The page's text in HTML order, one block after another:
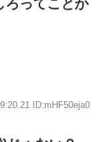
ろってことか
ID:mHF50eja0